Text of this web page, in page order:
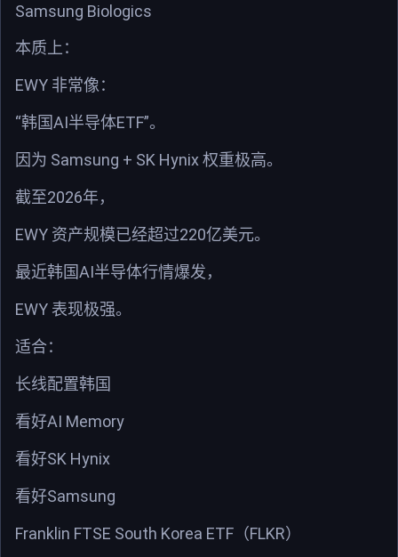
Samsung Biologics
本质上：
EWY 非常像：
“韩国AI半导体ETF”。
因为 Samsung + SK Hynix 权重极高。
截至2026年，
EWY 资产规模已经超过220亿美元。
最近韩国AI半导体行情爆发，
EWY 表现极强。
适合：
长线配置韩国
看好AI Memory
看好SK Hynix
看好Samsung
Franklin FTSE South Korea ETF （FLKR）